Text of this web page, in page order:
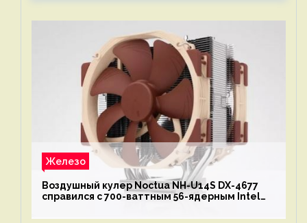
Железо
Воздушный кулер Noctua NH-U14S DX-4677
справился с 700-ваттным 56-ядерным Intel